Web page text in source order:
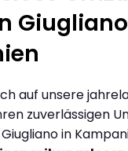
auf unsere
zuverlässigen
in